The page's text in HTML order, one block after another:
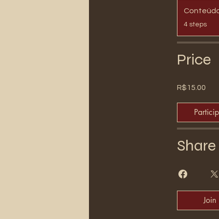
.
4 steps
Price
R$15.00
Share
Join